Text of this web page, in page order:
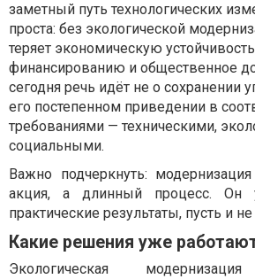
заметный путь технологических
проста: без экологической
теряет экономическую
финансированию и общественное
сегодня речь идёт не о сохранении
его постепенном приведении в
требованиями — техническими,
социальными.
Важно подчеркнуть:
акция, а длинный процесс.
практические результаты, пусть и
Какие решения уже
Экологическая